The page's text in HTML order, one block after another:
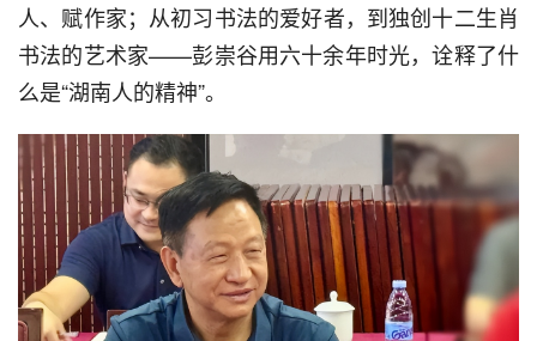
人、赋作家；从初习书法的爱好者，到独创十二生肖
书法的艺术家——彭崇谷用六十余年时光，诠释了什
么是“湖南人的精神”。